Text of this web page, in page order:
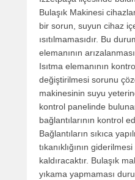
Bulaşık Makinesi
bir sorun, suyun cihaz
ısıtılmamasıdır. Bu
elemanının
Isıtma elemanının
değiştirilmesi sorunu
makinesinin suyu
kontrol panelinde
bağlantılarının kontrol
Bağlantıların sıkıca
tıkanıklığının
kaldıracaktır. Bulaşık
yıkama yapmaması